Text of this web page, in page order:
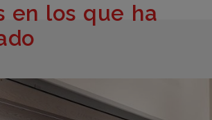
en los que ha